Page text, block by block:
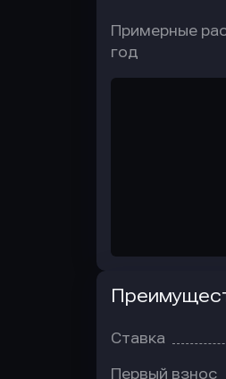
Примерные
год
Ставка
Первый взнос